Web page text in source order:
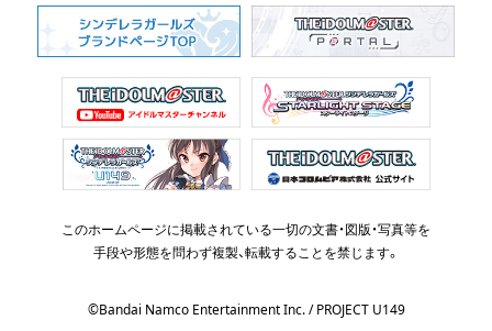
このホームページに掲載されている一切の文書・図版・写真等を
手段や形態を問わず複製、転載することを禁じます。
©Bandai Namco Entertainment Inc. / PROJECT U149